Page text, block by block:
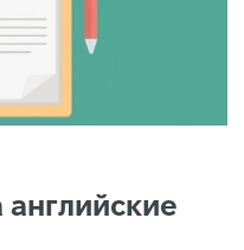
английские